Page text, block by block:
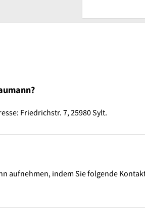
Friedrichstr. 7, 25980 Sylt.
aufnehmen, indem Sie folgende